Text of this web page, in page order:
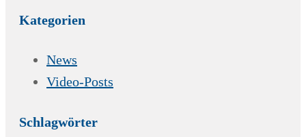
Kategorien
News
Video-Posts
Schlagwörter